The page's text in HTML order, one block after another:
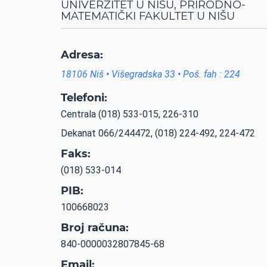
UNIVERZITET U NIŠU, PRIRODNO-
MATEMATIČKI FAKULTET U NIŠU
Adresa:
18106 Niš • Višegradska 33 • Poš. fah : 224
Telefoni:
Centrala (018) 533-015, 226-310
Dekanat 066/244472, (018) 224-492, 224-472
Faks:
(018) 533-014
PIB:
100668023
Broj računa:
840-0000032807845-68